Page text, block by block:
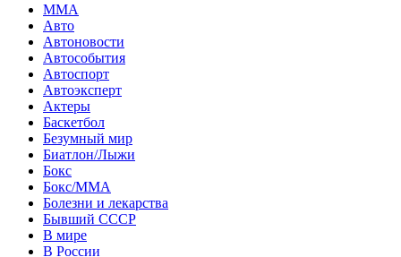
MMA
Авто
Автоновости
Автособытия
Автоспорт
Автоэксперт
Актеры
Баскетбол
Безумный мир
Биатлон/Лыжи
Бокс
Бокс/MMA
Болезни и лекарства
Бывший СССР
В мире
В России